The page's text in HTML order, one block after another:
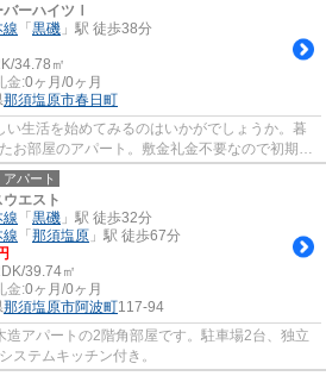
バーハイツⅠ
線 「 黒磯 」駅 徒歩38分
34.78㎡
金:0ヶ月/0ヶ月
那須塩原市春日町
い生活を始めてみるのはいかがでしょうか。暮
お部屋のアパート。敷金礼金不要なので初期費
きます。忙しいあ...
パート
ウエスト
線 「 黒磯 」駅 徒歩32分
線 「 那須塩原 」駅 徒歩67分
39.74㎡
金:0ヶ月/0ヶ月
那須塩原市阿波町117-94
造アパートの2階角部屋です。駐車場2台、独立
ステムキッチン付き。